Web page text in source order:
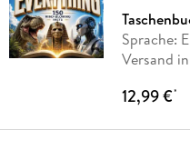
Sprache:
Versand
12,99 €*